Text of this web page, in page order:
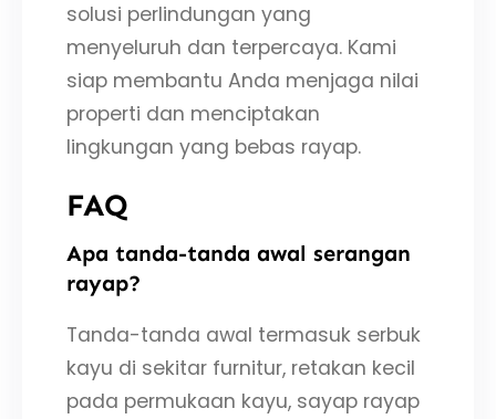
solusi perlindungan yang
menyeluruh dan terpercaya. Kami
siap membantu Anda menjaga nilai
properti dan menciptakan
lingkungan yang bebas rayap.
FAQ
Apa tanda-tanda awal serangan
rayap?
Tanda-tanda awal termasuk serbuk
kayu di sekitar furnitur, retakan kecil
pada permukaan kayu, sayap rayap